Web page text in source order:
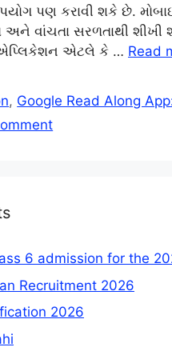
પણ કરાવી શકે છે.
અને વાંચતા સરળતાથી શીખી
એટલે કે … Read
, Google Read Along
6 admission for the
Recruitment 2026
2026